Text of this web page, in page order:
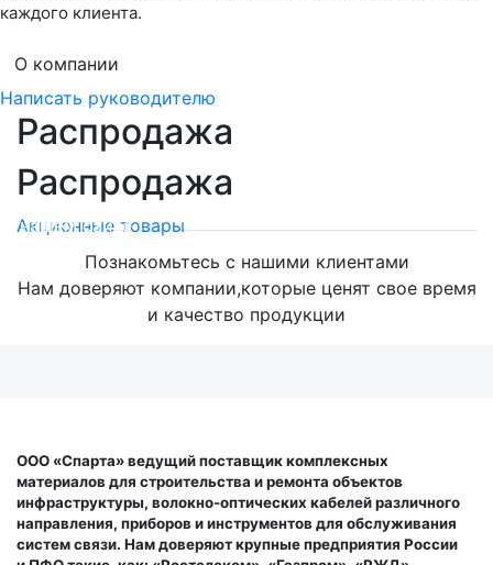
каждого клиента.
О компании
Написать руководителю
Распродажа
скидки на оптический кабель!
Распродажа
Акционные товары
нашем сайте
Познакомьтесь с нашими клиентами
Нам доверяют компании,которые ценят свое время
и качество продукции
ООО «Спарта» ведущий поставщик комплексных
материалов для строительства и ремонта объектов
инфраструктуры, волокно-оптических кабелей различного
направления, приборов и инструментов для обслуживания
систем связи. Нам доверяют крупные предприятия России